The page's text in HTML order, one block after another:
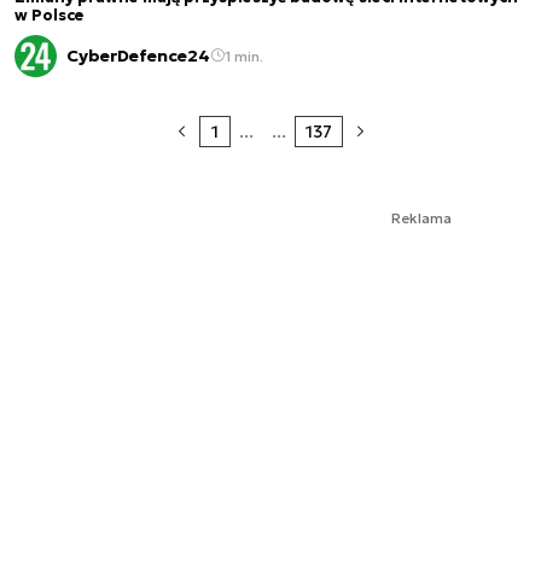
w Polsce
CyberDefence24 1 min.
1 ... ... 137
Reklama